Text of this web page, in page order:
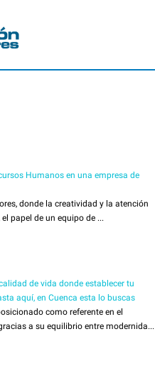
Humanos en una empresa de
donde la creatividad y la atención
papel de un equipo de ...
de vida donde establecer tu
aquí, en Cuenca esta lo buscas
como referente en el
a su equilibrio entre modernida...